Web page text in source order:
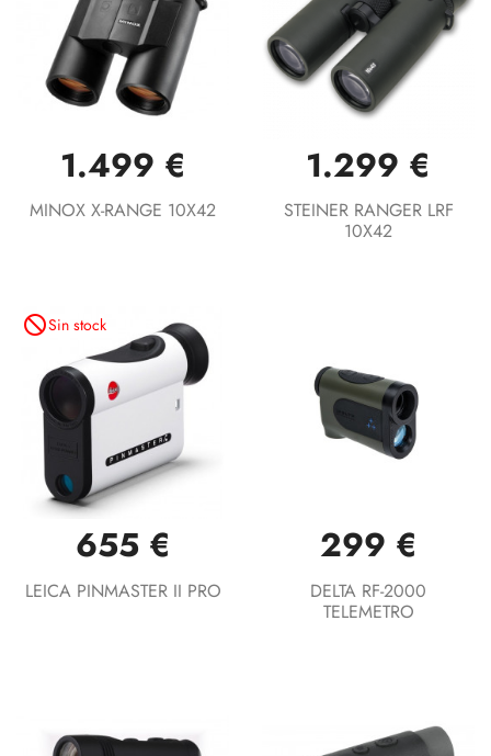
1.499 €
MINOX X-RANGE 10X42
1.299 €
STEINER RANGER LRF
10X42
not_interestedSin stock
655 €
LEICA PINMASTER II PRO
299 €
DELTA RF-2000
TELEMETRO